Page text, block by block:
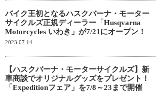
バイク王初となるハスクバーナ・モーター
サイクルズ正規ディーラー「Husqvarna
Motorcycles いわき」が7/21にオープン！
2023.07.14
【ハスクバーナ・モーターサイクルズ】新
車商談でオリジナルグッズをプレゼント！
「Expeditionフェア」を7/8～23まで開催